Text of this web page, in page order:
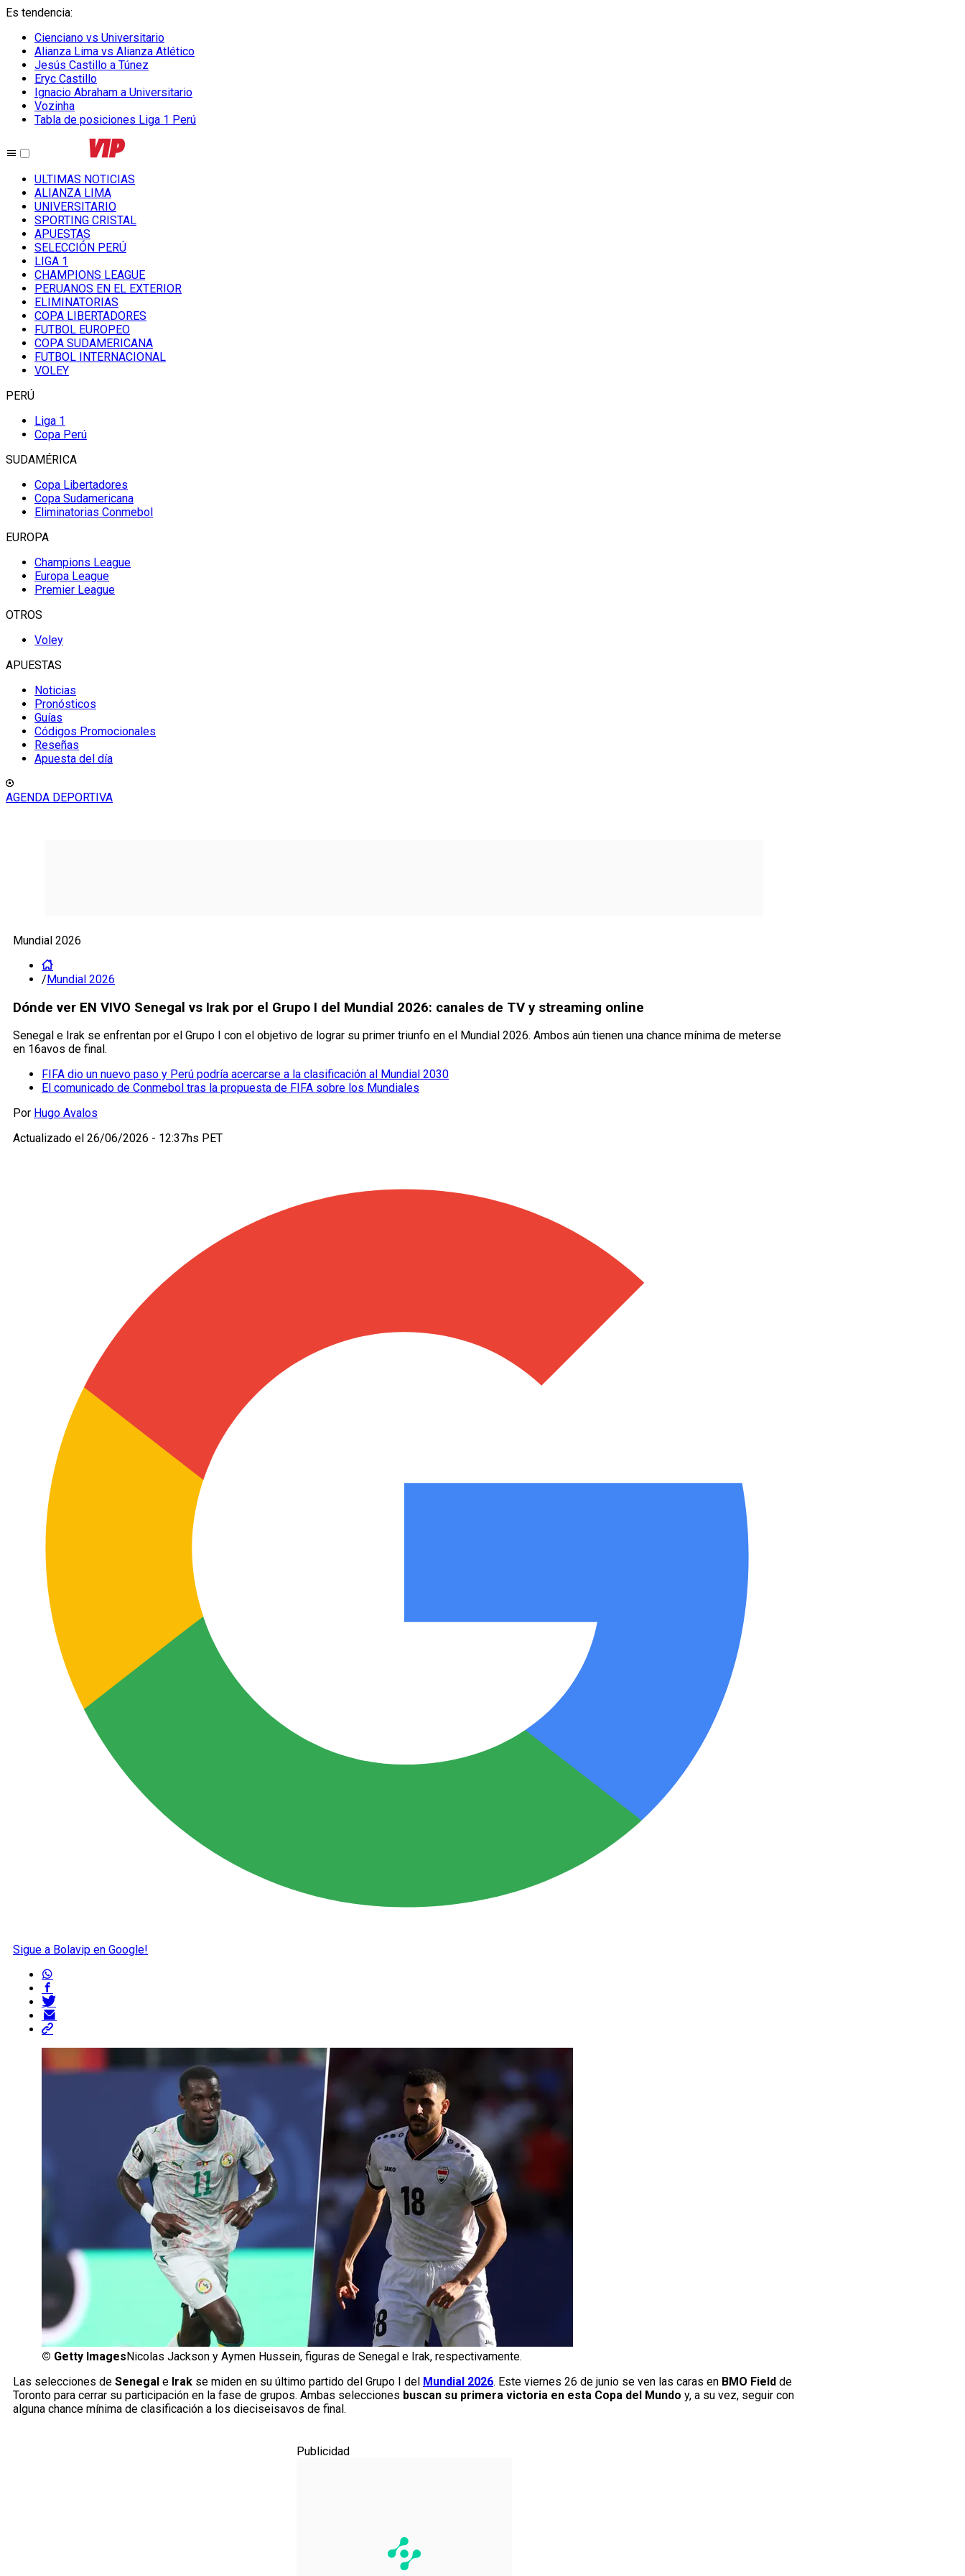
Es tendencia:
Cienciano vs Universitario
Alianza Lima vs Alianza Atlético
Jesús Castillo a Túnez
Eryc Castillo
Ignacio Abraham a Universitario
Vozinha
Tabla de posiciones Liga 1 Perú
ULTIMAS NOTICIAS
ALIANZA LIMA
UNIVERSITARIO
SPORTING CRISTAL
APUESTAS
SELECCIÓN PERÚ
LIGA 1
CHAMPIONS LEAGUE
PERUANOS EN EL EXTERIOR
ELIMINATORIAS
COPA LIBERTADORES
FUTBOL EUROPEO
COPA SUDAMERICANA
FUTBOL INTERNACIONAL
VOLEY
PERÚ
Liga 1
Copa Perú
SUDAMÉRICA
Copa Libertadores
Copa Sudamericana
Eliminatorias Conmebol
EUROPA
Champions League
Europa League
Premier League
OTROS
Voley
APUESTAS
Noticias
Pronósticos
Guías
Códigos Promocionales
Reseñas
Apuesta del día
AGENDA DEPORTIVA
Mundial 2026
/Mundial 2026
Dónde ver EN VIVO Senegal vs Irak por el Grupo I del Mundial 2026: canales de TV y streaming online
Senegal e Irak se enfrentan por el Grupo I con el objetivo de lograr su primer triunfo en el Mundial 2026. Ambos aún tienen una chance mínima de meterse
en 16avos de final.
FIFA dio un nuevo paso y Perú podría acercarse a la clasificación al Mundial 2030
El comunicado de Conmebol tras la propuesta de FIFA sobre los Mundiales
Por Hugo Avalos
Actualizado el 26/06/2026 - 12:37hs PET
Sigue a Bolavip en Google!
© Getty Images Nicolas Jackson y Aymen Hussein, figuras de Senegal e Irak, respectivamente.
Las selecciones de Senegal e Irak se miden en su último partido del Grupo I del Mundial 2026. Este viernes 26 de junio se ven las caras en BMO Field de
Toronto para cerrar su participación en la fase de grupos. Ambas selecciones buscan su primera victoria en esta Copa del Mundo y, a su vez, seguir con
alguna chance mínima de clasificación a los dieciseisavos de final.
Publicidad